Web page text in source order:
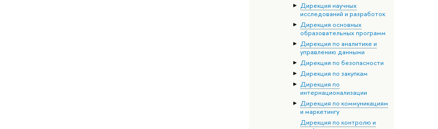
Дирекция научных
исследований и разработок
Дирекция основных
образовательных программ
Дирекция по аналитике и
управлению данными
Дирекция по безопасности
Дирекция по закупкам
Дирекция по
интернационализации
Дирекция по коммуникациям
и маркетингу
Дирекция по контролю и